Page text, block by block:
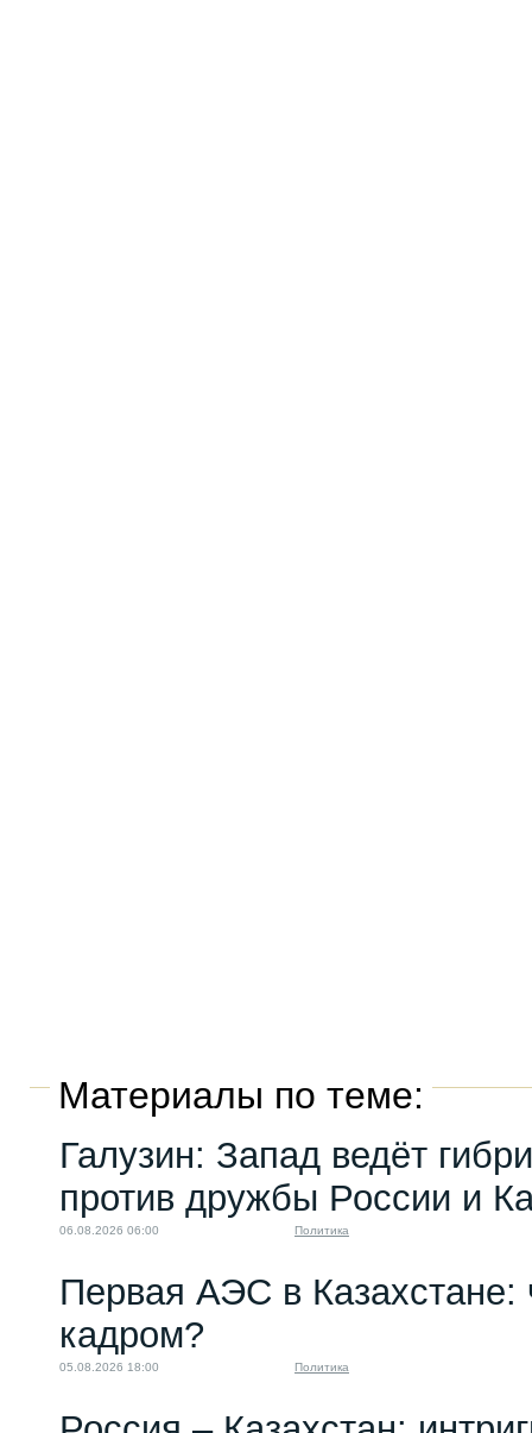
Материалы по теме:
Галузин: Запад ведёт
против дружбы России и
06.08.2026 06:00 Политика
Первая АЭС в Казахстане:
кадром?
05.08.2026 18:00 Политика